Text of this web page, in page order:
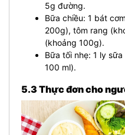
5g đường.
Bữa chiều: 1 bát
200g), tôm rang
(khoảng 100g).
Bữa tối nhẹ: 1 ly
100 ml).
5.3 Thực đơn cho